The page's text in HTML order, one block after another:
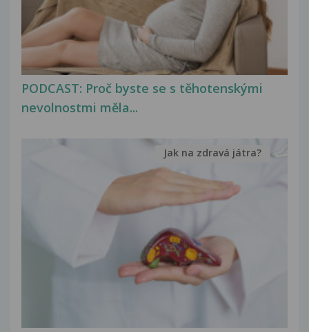
PODCAST: Proč byste se s těhotenskými
nevolnostmi měla...
Jak na zdravá játra?